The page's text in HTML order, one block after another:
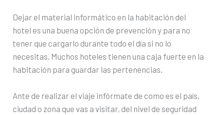
Dejar el material informático en la habitación del
hotel es una buena opción de prevención y para no
tener que cargarlo durante todo el día si no lo
necesitas. Muchos hoteles tienen una caja fuerte en la
habitación para guardar las pertenencias.
Ante de realizar el viaje infórmate de como es el país,
ciudad o zona que vas a visitar, del nivel de seguridad